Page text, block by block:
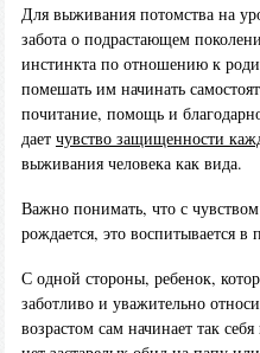
Для выживания потомства на
забота о подрастающем
инстинкта по отношению к
помешать им начинать
почитание, помощь и
дает чувство защищенности
выживания человека как вида.
Важно понимать, что с
рождается, это воспитывается в
С одной стороны, ребенок,
заботливо и уважительно
возрастом сам начинает так